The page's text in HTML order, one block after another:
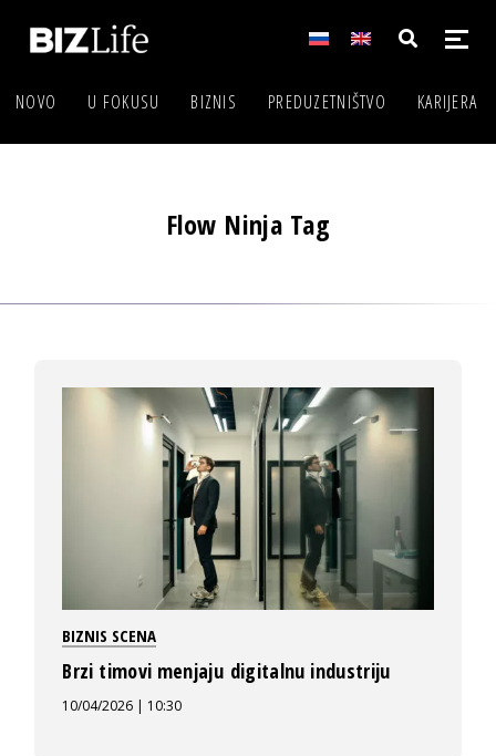
NOVO U FOKUSU BIZNIS PREDUZETNIŠTVO KARIJERA
Flow Ninja Tag
BIZNIS SCENA
Brzi timovi menjaju digitalnu industriju
10/04/2026 | 10:30